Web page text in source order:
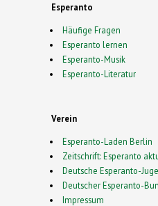
Esperanto
Häufige Fragen
Esperanto lernen
Esperanto-Musik
Esperanto-Literatur
Verein
Esperanto-Laden Berlin
Zeitschrift: Esperanto
Deutsche Esperanto-
Deutscher Esperanto-
Impressum